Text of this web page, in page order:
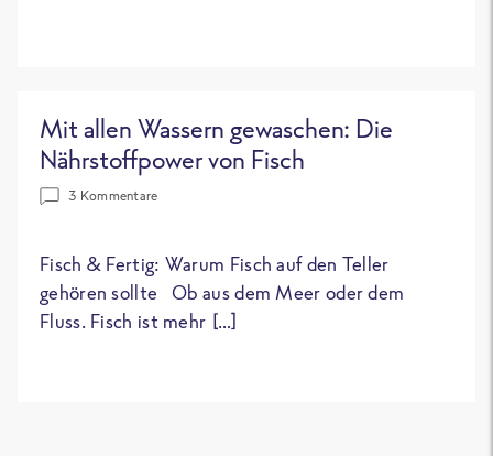
Mit allen Wassern gewaschen: Die
Nährstoffpower von Fisch
3 Kommentare
Fisch & Fertig: Warum Fisch auf den Teller
gehören sollte Ob aus dem Meer oder dem
Fluss. Fisch ist mehr […]